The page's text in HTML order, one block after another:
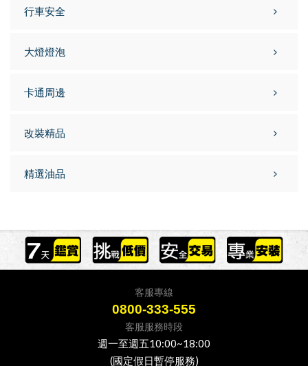
行車安全
大燈燈泡
卡通周邊
改裝精品
精選油品
客服專線
0800-333-555
客服服務時段
週一至週五10:00~18:00
(國定假日暫停服務)